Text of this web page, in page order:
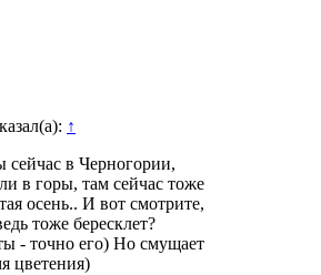
↑
сейчас в Черногории,
в горы, там сейчас тоже
осень.. И вот смотрите,
тоже бересклет?
- точно его) Но смущает
цветения)